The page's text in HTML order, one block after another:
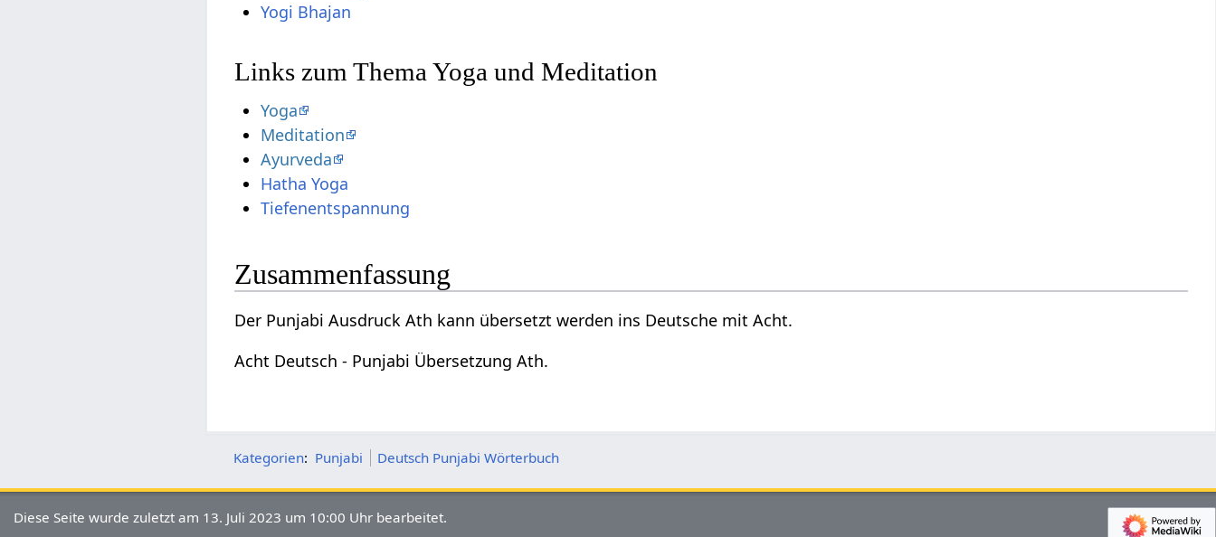
Yogi Bhajan
Links zum Thema Yoga und Meditation
Yoga
Meditation
Ayurveda
Hatha Yoga
Tiefenentspannung
Zusammenfassung
Der Punjabi Ausdruck Ath kann übersetzt werden ins Deutsche mit Acht.
Acht Deutsch - Punjabi Übersetzung Ath.
Kategorien: Punjabi Deutsch Punjabi Wörterbuch
Diese Seite wurde zuletzt am 13. Juli 2023 um 10:00 Uhr bearbeitet.